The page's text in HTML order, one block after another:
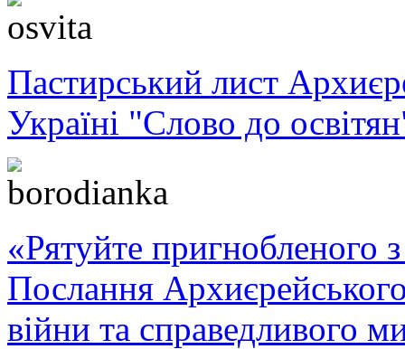
Пастирський лист
Україні "Слово до
«Рятуйте пригнобленого
Послання
війни та справедливого